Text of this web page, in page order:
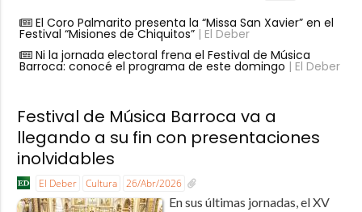
El Coro Palmarito presenta la “Missa San Xavier” en el
Festival “Misiones de Chiquitos”| El Deber
Ni la jornada electoral frena el Festival de Música
Barroca: conocé el programa de este domingo | El Deber
Festival de Música Barroca va a
llegando a su fin con presentaciones
inolvidables
El Deber Cultura 26/Abr/2026
En sus últimas jornadas, el XV